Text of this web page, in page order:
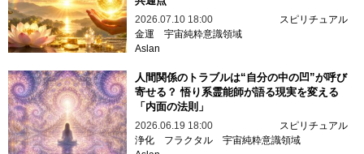
2026.07.10 18:00
スピリチュアル
金運 宇宙純粋意識領域
Aslan
人間関係のトラブルは“自分の中の凹”が呼び
寄せる？ 悟り系霊能師が語る現実を変える
「内面の法則」
2026.06.19 18:00
スピリチュアル
浄化
フラクタル 宇宙純粋意識領域